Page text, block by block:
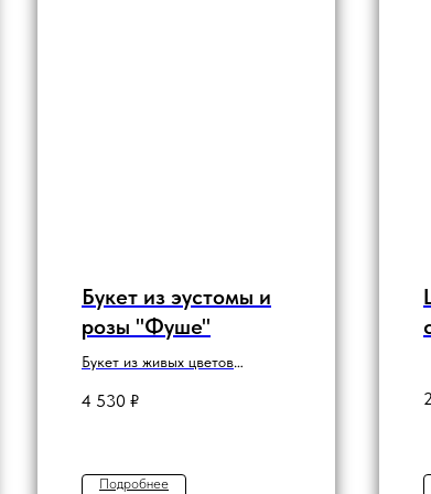
Букет из эустомы и
розы "Фуше"
Букет из живых цветов
4 530 ₽
Подробнее